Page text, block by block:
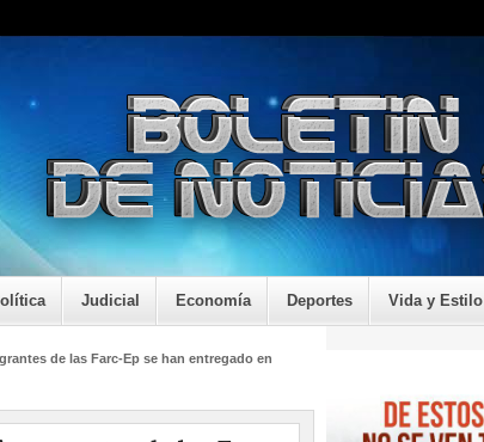
Judicial Economía Deportes Vida y Estilo
de las Farc-Ep se han entregado en